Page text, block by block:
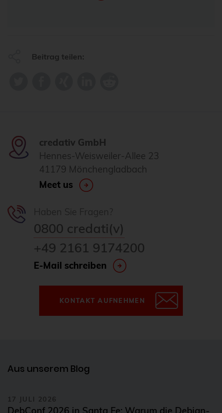
Beitrag teilen:
credativ GmbH
Hennes-Weisweiler-Allee 23
41179 Mönchengladbach
Meet us
0800 credati(v)
+49 2161 9174200
E-Mail schreiben
KONTAKT AUFNEHMEN
Aus unserem Blog
17 JULI 2026